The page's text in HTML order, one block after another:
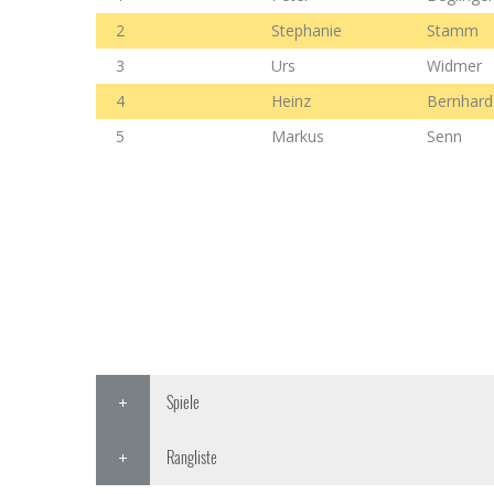
2
Stephanie
Stamm
3
Urs
Widmer
4
Heinz
Bernhard
5
Markus Senn
Spiele
Rangliste